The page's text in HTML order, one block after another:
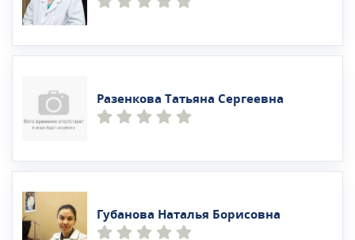
Разенкова Татьяна Сергеевна
Губанова Наталья Борисовна